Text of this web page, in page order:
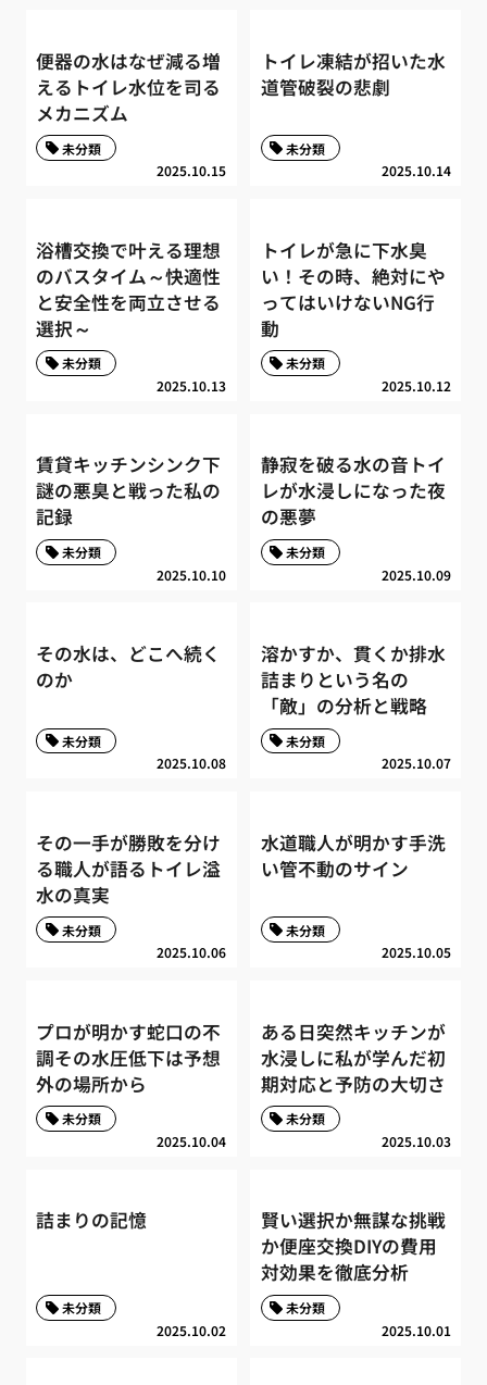
便器の水はなぜ減る増
えるトイレ水位を司る
メカニズム
2025.10.15
未分類
トイレ凍結が招いた水
道管破裂の悲劇
2025.10.14
未分類
浴槽交換で叶える理想
のバスタイム～快適性
と安全性を両立させる
選択～
2025.10.13
未分類
トイレが急に下水臭
い！その時、絶対にや
ってはいけないNG行
動
2025.10.12
未分類
賃貸キッチンシンク下
謎の悪臭と戦った私の
記録
2025.10.10
未分類
静寂を破る水の音トイ
レが水浸しになった夜
の悪夢
2025.10.09
未分類
その水は、どこへ続く
のか
2025.10.08
未分類
溶かすか、貫くか排水
詰まりという名の
「敵」の分析と戦略
2025.10.07
未分類
その一手が勝敗を分け
る職人が語るトイレ溢
水の真実
2025.10.06
未分類
水道職人が明かす手洗
い管不動のサイン
2025.10.05
未分類
プロが明かす蛇口の不
調その水圧低下は予想
外の場所から
2025.10.04
未分類
ある日突然キッチンが
水浸しに私が学んだ初
期対応と予防の大切さ
2025.10.03
未分類
詰まりの記憶
2025.10.02
未分類
賢い選択か無謀な挑戦
か便座交換DIYの費用
対効果を徹底分析
2025.10.01
未分類